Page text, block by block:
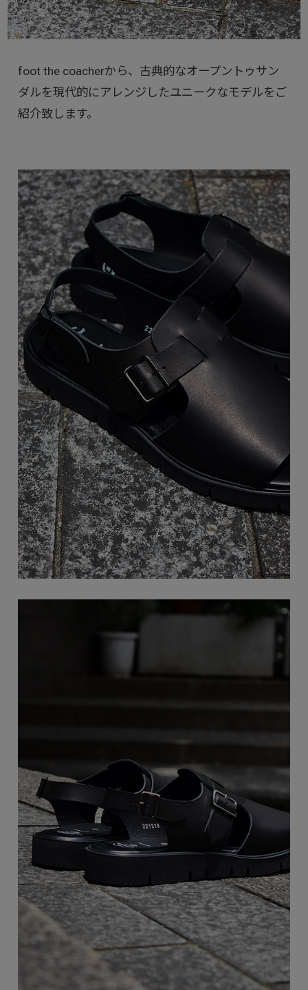
foot the coacherから、古典的なオープントゥサン
ダルを現代的にアレンジしたユニークなモデルをご
紹介致します。